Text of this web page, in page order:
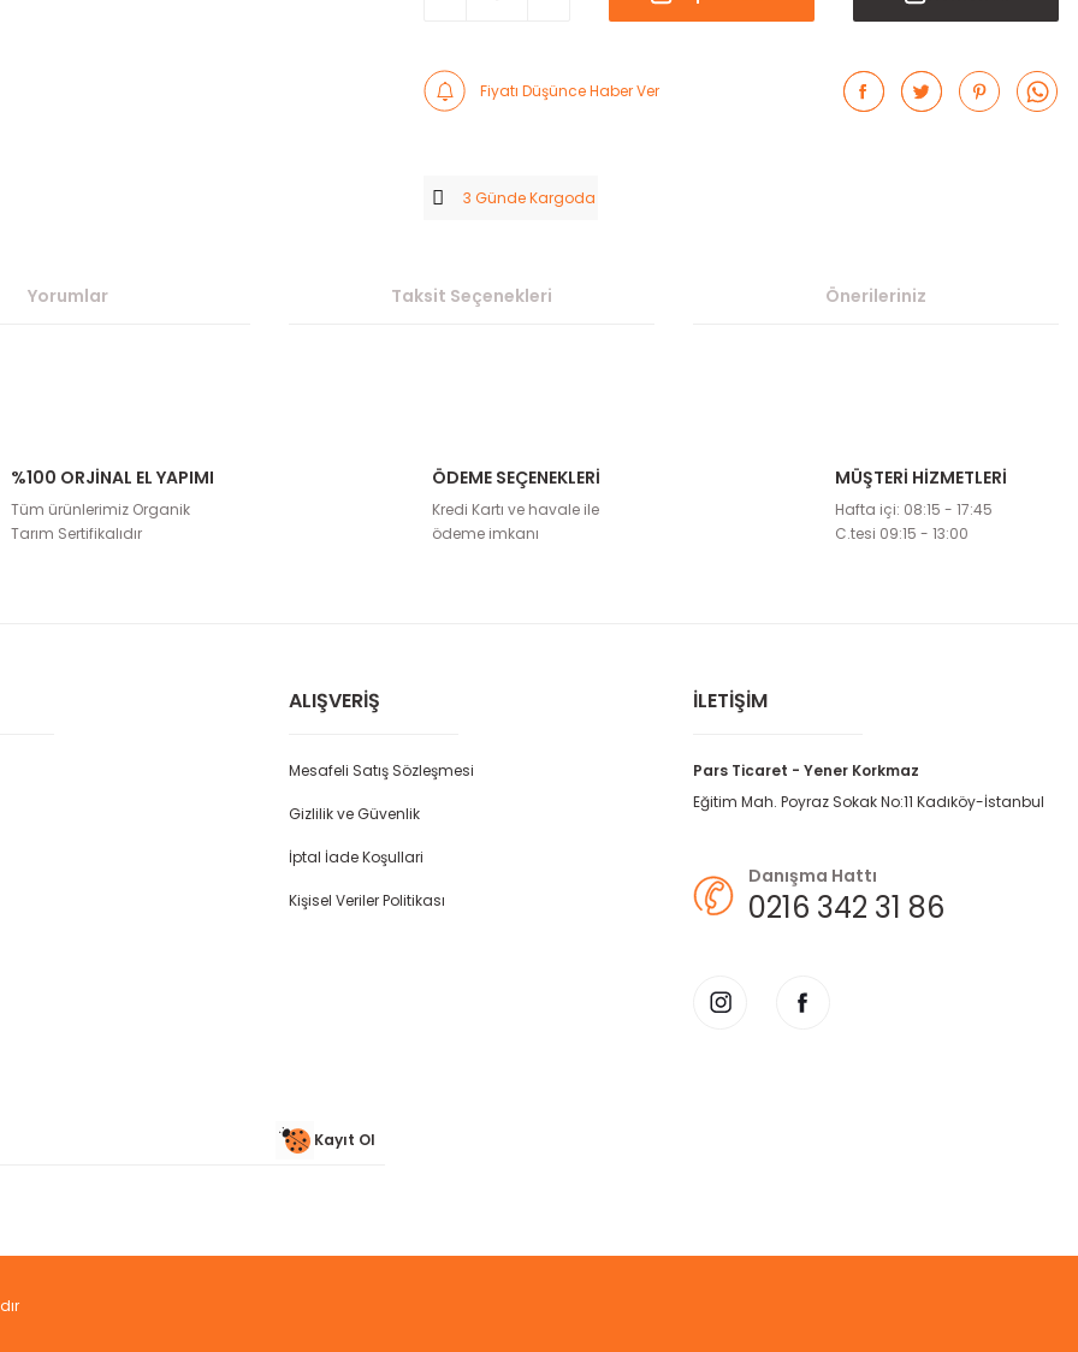
Fiyatı Düşünce Haber Ver
3 Günde Kargoda
Yorumlar Taksit Seçenekleri Önerileriniz
yetersiz gördüğünüz noktaları öneri formunu kullanarak tarafımıza iletebilirsiniz.
Gönder
%100 ORJİNAL EL YAPIMI
Tüm ürünlerimiz Organik
Tarım Sertifikalıdır
ÖDEME SEÇENEKLERİ
Kredi Kartı ve havale ile
ödeme imkanı
MÜŞTERİ HİZMETLERİ
Hafta içi: 08:15 - 17:45
C.tesi 09:15 - 13:00
ALIŞVERIŞ
Mesafeli Satış Sözleşmesi
Gizlilik ve Güvenlik
İptal İade Koşullari
Kişisel Veriler Politikası
İLETİŞİM
Pars Ticaret - Yener Korkmaz
Eğitim Mah. Poyraz Sokak No:11 Kadıköy-İstanbul
Danışma Hattı
0216 342 31 86
Kayıt Ol